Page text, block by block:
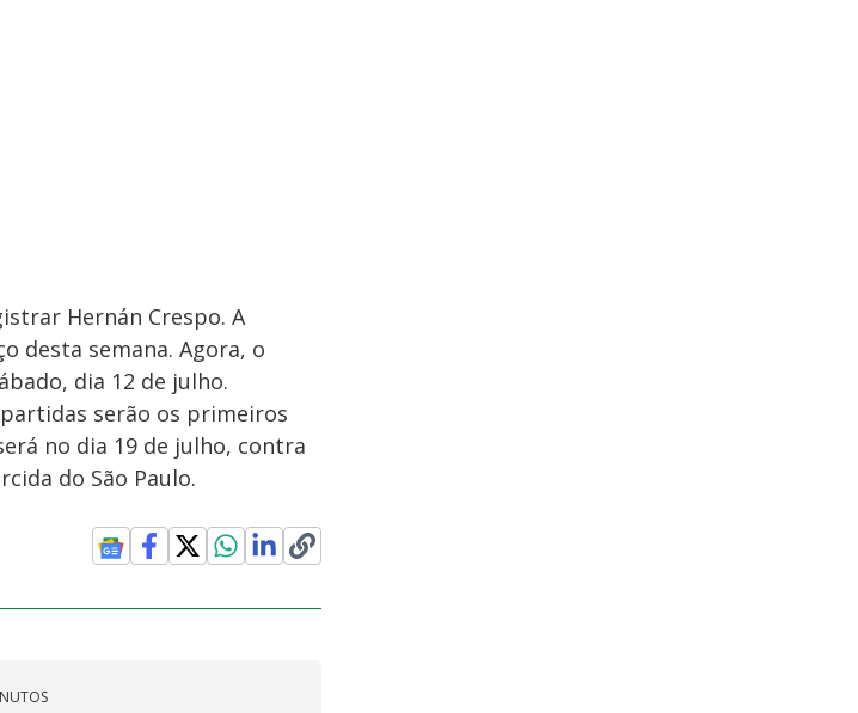
Hernán Crespo. A
desta semana. Agora, o
dia 12 de julho.
serão os primeiros
no dia 19 de julho, contra
do São Paulo.